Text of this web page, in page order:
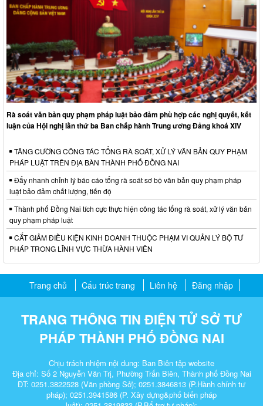
Rà soát văn bản quy phạm pháp luật bảo đảm phù hợp các nghị quyết, kết
luận của Hội nghị lần thứ ba Ban chấp hành Trung ương Đảng khoá XIV
TĂNG CƯỜNG CÔNG TÁC TỔNG RÀ SOÁT, XỬ LÝ VĂN BẢN QUY PHẠM
PHÁP LUẬT TRÊN ĐỊA BÀN THÀNH PHỐ ĐỒNG NAI
Đẩy nhanh chỉnh lý báo cáo tổng rà soát sơ bộ văn bản quy phạm pháp
luật bảo đảm chất lượng, tiến độ
Thành phố Đồng Nai tích cực thực hiện công tác tổng rà soát, xử lý văn bản
quy phạm pháp luật
CẮT GIẢM ĐIỀU KIỆN KINH DOANH THUỘC PHẠM VI QUẢN LÝ BỘ TƯ
PHÁP TRONG LĨNH VỰC THỪA HÀNH VIÊN
Trang chủ Cấu trúc trang Liên hệ Đăng nhập
TRANG THÔNG TIN ĐIỆN TỬ SỞ TƯ
PHÁP THÀNH PHỐ ĐỒNG NAI
Chịu trách nhiệm nội dung: Ban Biên tập website
Địa chỉ: Số 2 Nguyễn Văn Trị, Phường Trấn Biên, Thành phố Đồng Nai
ĐT: 0251.3822528 (Văn phòng Sở); 0251.3846813 (P.Hành chính tư
pháp); 0251.3941586 (P. Xây dựng&phổ biến pháp